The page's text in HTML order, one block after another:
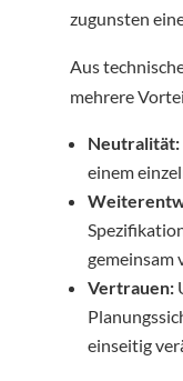
zugunsten
Aus
mehrere
Neutralität:
einem
gemeinsam
Vertrauen:
einseitig